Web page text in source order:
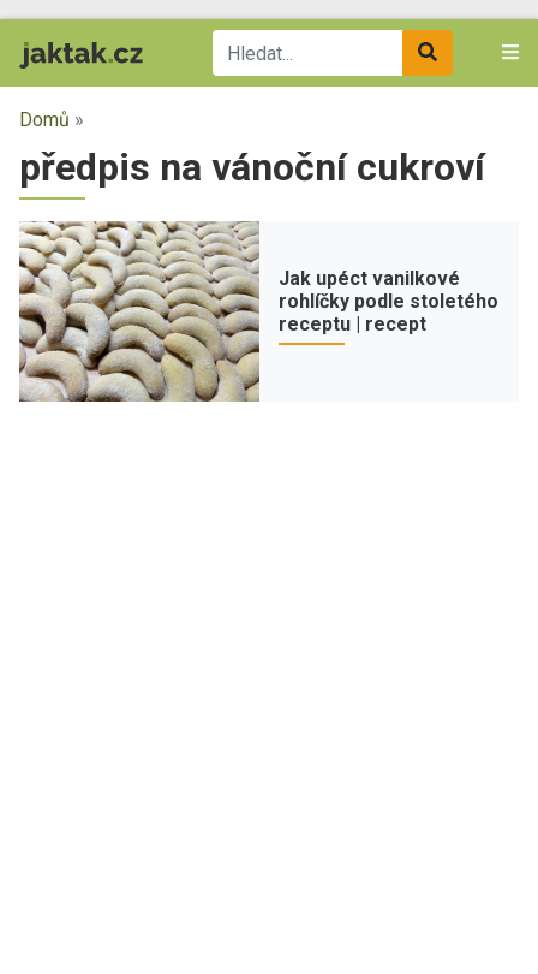
Domů »
předpis na vánoční cukroví
Jak upéct vanilkové
rohlíčky podle stoletého
receptu | recept